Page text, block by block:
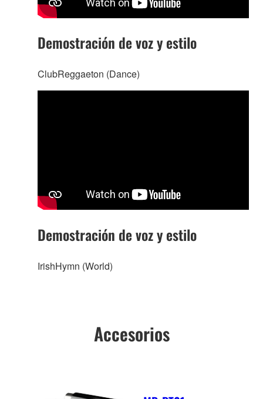
Demostración de voz y estilo
ClubReggaeton (Dance)
Demostración de voz y estilo
IrishHymn (World)
Accesorios